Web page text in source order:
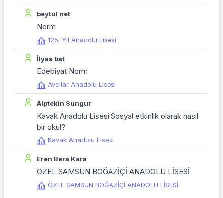
beytul net
Norm
125. Yıl Anadolu Lisesi
İlyas bat
Edebiyat Norm
Avcılar Anadolu Lisesi
Alptekin Sungur
Kavak Anadolu Lisesi Sosyal etkinlik olarak nasıl
bir okul?
Kavak Anadolu Lisesi
Eren Bera Kara
ÖZEL SAMSUN BOĞAZİÇİ ANADOLU LİSESİ
ÖZEL SAMSUN BOĞAZİÇİ ANADOLU LİSESİ